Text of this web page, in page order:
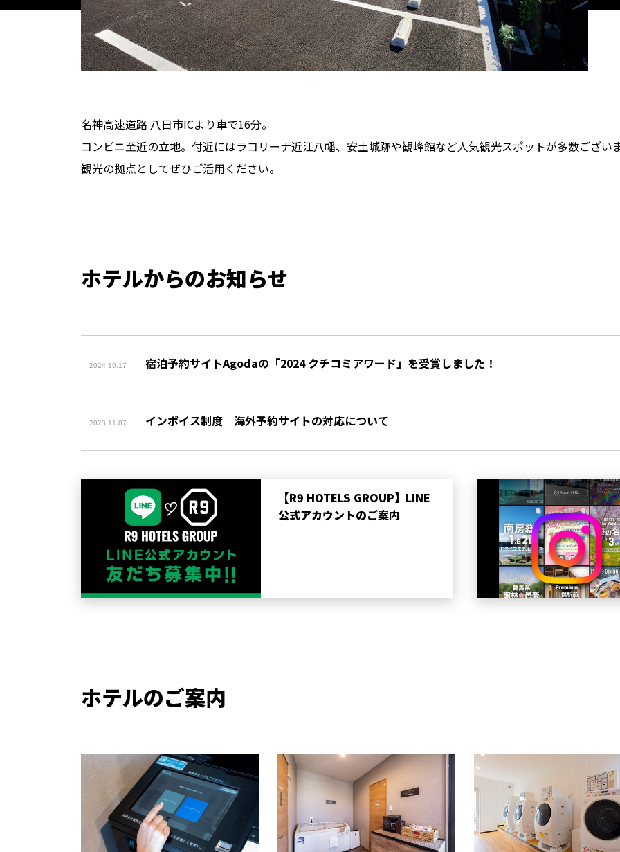
名神高速道路 八日市ICより車で16分。
コンビニ至近の立地。付近にはラコリーナ近江八幡、安土城跡や観峰館など人気観光スポットが多数ござい
観光の拠点としてぜひご活用ください。
ホテルからのお知らせ
2024.10.17 宿泊予約サイトAgodaの「2024 クチコミアワード」を受賞しました！
2023.11.07 インボイス制度 海外予約サイトの対応について
【R9 HOTELS GROUP】LINE
公式アカウントのご案内
ホテルのご案内